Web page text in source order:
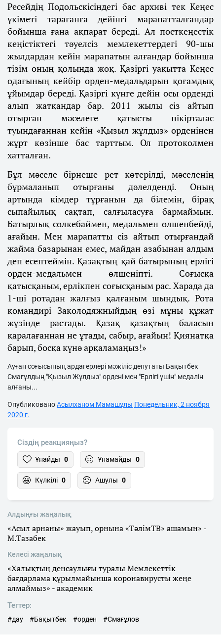
Ресейдің Подольскісіндегі бас архиві тек Кеңес
үкіметі тарағанға дейінгі марапатталғандар
бойынша ғана ақпарат береді. Ал посткеңестік
кеңістіктегі тәуелсіз мемлекеттердегі 90-шы
жылдардан кейін марапатын алғандар бойынша
тізім оның қолында жоқ. Қазіргі уақытта Кеңес
одағының кейбір орден-медальдарын қоғамдық
ұйымдар береді. Қазіргі күнге дейін осы орденді
алып жатқандар бар. 2011 жылы сіз айтып
отырған мәселеге қатысты пікірталас
туындағаннан кейін «Қызыл жұлдыз» орденінен
жұрт көзінше бас тарттым. Ол протоколмен
хатталған.
Бұл мәселе бірнеше рет көтерілді, мәселенің
бұрмаланып отырғаны дәлелденді. Оның
артында кімдер тұрғанын да білемін, бірақ
сыпайылық сақтап, салғыласуға бармаймын.
Батырлық сөлкебаймен, медальмен өлшенбейді,
ағайын. Мен марапатты сіз айтып отырғандай
жайма базарынан емес, майдан азабынан алдым
деп есептеймін. Қазақтың қай батырының ерлігі
орден-медальмен өлшеніпті. Соғысқа
қатысқаным, ерлікпен соғысқаным рас. Харада да
1-ші ротадан жалғыз қалғаным шындық. Рота
командирі Заколодяжныйдың өзі мұны құжат
жүзінде растады. Қазақ қазақтың баласын
қаралағаннан не ұтады, сабыр, ағайын! Қиянатқа
барып, босқа күнә арқаламаңыз!»
Ауған соғысының ардагерлері мәжіліс депутаты Бақытбек
Смағұлдың "Қызыл Жұлдыз" ордені мен "Ерлігі үшін" медалін
алғаны...
ОпубликованоАсылханом Мамашұлы Понедельник, 2 ноября
2020 г.
Сіздің реакцияңыз?
Ұнайды 0 Ұнамайды 0
Күлкілі 0 Ашулы 0
Алдыңғы жаңалық
«Асыл арнаны» жауып, орнына «ТәлімТВ» ашамын» -
М.Тазабек
Келесі жаңалық
«Халықтың денсаулығы туралы Мемлекеттік
бағдарлама құрылмайынша коронавирусты жеңе
алмаймыз» - академик
Тегтер:
#дау #Бақытбек #орден #Смағұлов